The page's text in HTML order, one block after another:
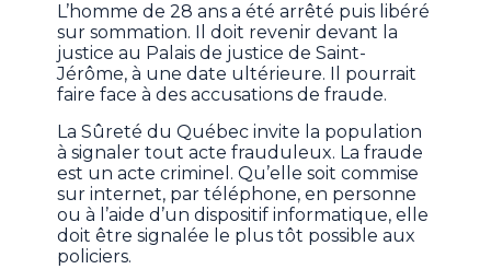
L’homme de 28 ans a été arrêté puis libéré
sur sommation. Il doit revenir devant la
justice au Palais de justice de Saint-
Jérôme, à une date ultérieure. Il pourrait
faire face à des accusations de fraude.
La Sûreté du Québec invite la population
à signaler tout acte frauduleux. La fraude
est un acte criminel. Qu’elle soit commise
sur internet, par téléphone, en personne
ou à l’aide d’un dispositif informatique, elle
doit être signalée le plus tôt possible aux
policiers.